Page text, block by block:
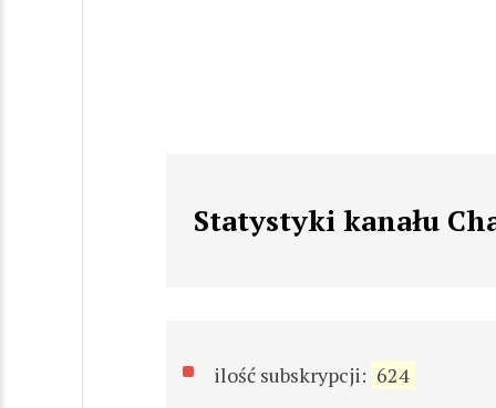
Statystyki kanału
ilość subskrypcji: 624